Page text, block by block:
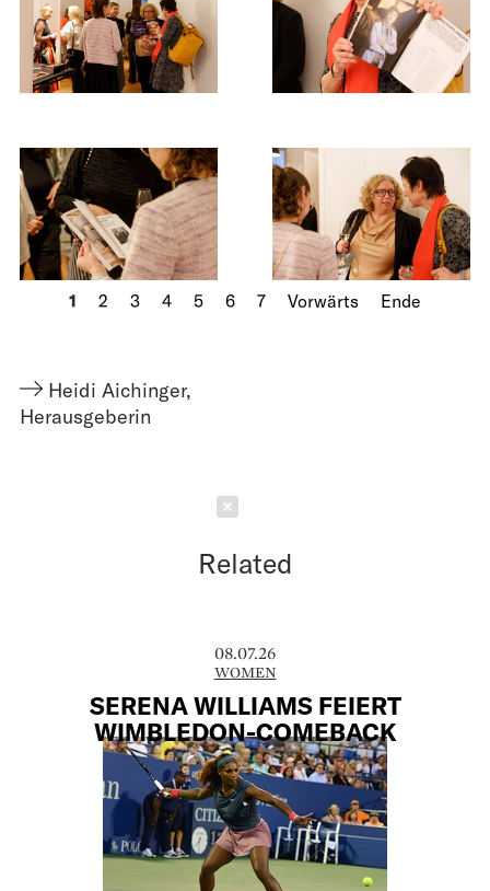
1 2 3 4 5 6 7 Vorwärts Ende
Heidi Aichinger,
Herausgeberin
Related
08.07.26
WOMEN
SERENA WILLIAMS FEIERT
WIMBLEDON-COMEBACK